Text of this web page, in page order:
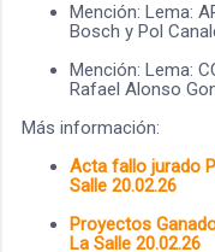
Mención: Lema:
Bosch y Pol
Mención: Lema:
Rafael Alonso
Más información:
Acta fallo jurado
Salle 20.02.26
Proyectos
La Salle 20.02.26